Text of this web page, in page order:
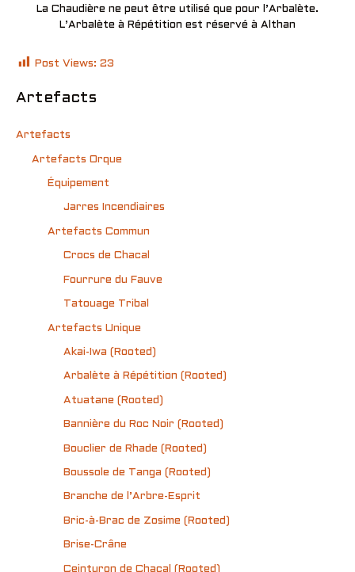
La Chaudière ne peut être utilisé que pour l’Arbalète.
L’Arbalète à Répétition est réservé à Althan
Post Views: 23
Artefacts
Artefacts
Artefacts Orque
Équipement
Jarres Incendiaires
Artefacts Commun
Crocs de Chacal
Fourrure du Fauve
Tatouage Tribal
Artefacts Unique
Akai-Iwa (Rooted)
Arbalète à Répétition (Rooted)
Atuatane (Rooted)
Bannière du Roc Noir (Rooted)
Bouclier de Rhade (Rooted)
Boussole de Tanga (Rooted)
Branche de l’Arbre-Esprit
Bric-à-Brac de Zosime (Rooted)
Brise-Crâne
Ceinturon de Chacal (Rooted)